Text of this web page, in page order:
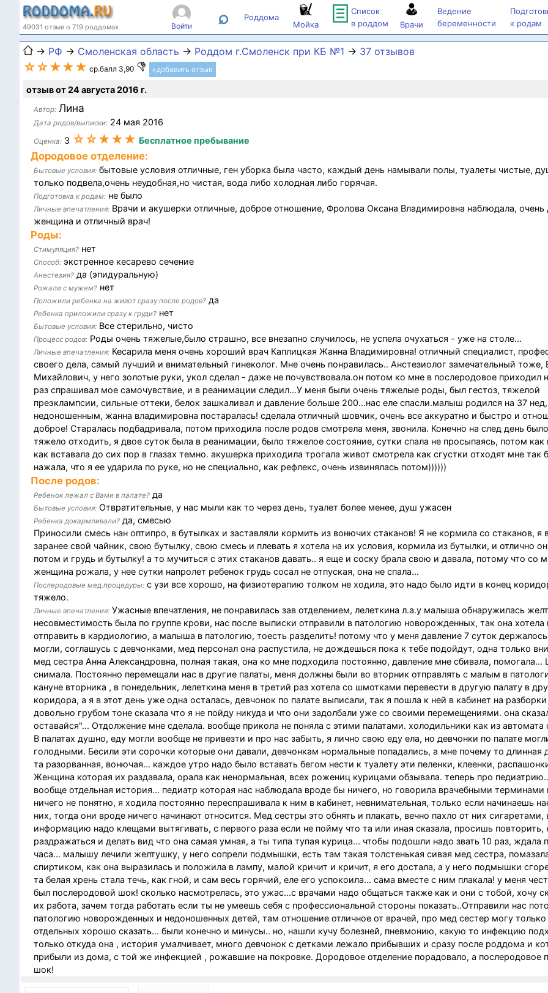
49031 отзыв о 719 роддомах Войти ⌕ Роддома
Мойка
Список
в роддом
Врачи
Ведение
беременности
к родам
→ РФ → Смоленская область → Роддом г.Смоленск при КБ №1 → 37 отзывов
☆☆★★★ ср.балл 3,90 +добавить отзыв
отзыв от 24 августа 2016 г.
Автор: Лина
Дата родов/выписки: 24 мая 2016
Оценка: 3 ☆☆★★★ Бесплатное пребывание
Дородовое отделение:
Бытовые условия: бытовые условия отличные, ген уборка была часто, каждый день намывали полы, туалеты чистые,
только подвела,очень неудобная,но чистая, вода либо холодная либо горячая.
Подготовка к родам: не было
Личные впечатления: Врачи и акушерки отличные, доброе отношение, Фролова Оксана Владимировна наблюдала, очень
женщина и отличный врач!
Роды:
Стимуляция? нет
Способ: экстренное кесарево сечение
Анестезия? да (эпидуральную)
Рожали с мужем? нет
Положили ребенка на живот сразу после родов? да
Ребенка приложили сразу к груди? нет
Бытовые условия: Все стерильно, чисто
Процесс родов: Роды очень тяжелые,было страшно, все внезапно случилось, не успела очухаться - уже на столе...
Личные впечатления: Кесарила меня очень хороший врач Каплицкая Жанна Владимировна! отличный специалист,
своего дела, самый лучший и внимательный гинеколог. Мне очень понравилась.. Анстезиолог замечательный тоже,
Михайлович, у него золотые руки, укол сделал - даже не почувствовала.он потом ко мне в послеродовое приходил
раз спрашивал мое самочувствие, и в реанимации следил...У меня были очень тяжелые роды, был гестоз, тяжелой
преэклампсии, сильные оттеки, белок зашкаливал и давление больше 200...нас еле спасли.малыш родился на 37 нед,
недоношенным, жанна владимировна постаралась! сделала отличный шовчик, очень все аккуратно и быстро и
доброе! Старалась подбадривала, потом приходила после родов смотрела меня, звонила. Конечно на след день
тяжело отходить, я двое суток была в реанимации, было тяжелое состояние, сутки спала не просыпаясь, потом
как вставала до сих пор в глазах темно. акушерка приходила трогала живот смотрела как сгустки отходят мне так
нажала, что я ее ударила по руке, но не специально, как рефлекс, очень извинялась потом))))))
После родов:
Ребенок лежал с Вами в палате? да
Бытовые условия: Отвратительные, у нас мыли как то через день, туалет более менее, душ ужасен
Ребенка докармливали? да, смесью
Приносили смесь нан оптипро, в бутылках и заставляли кормить из вонючих стаканов! Я не кормила со стаканов, я
заранее свой чайник, свою бутылку, свою смесь и плевать я хотела на их условия, кормила из бутылки, и отлично
потом и грудь и бутылку! а то мучиться с этих стаканов давать.. я еще и соску брала свою и давала, потому что со
женщина рожала, у нее сутки напролет ребенок грудь сосал не отпуская, она не спала...
Послеродовые мед.процедуры: с узи все хорошо, на физиотерапию толком не ходила, это надо было идти в конец
тяжело.
Личные впечатления: Ужасные впечатления, не понравилась зав отделением, лелеткина л.а.у малыша обнаружилась
несовместимость была по группе крови, нас после выписки отправили в патологию новорожденных, так она хотела
отправить в кардиологию, а малыша в патологию, тоесть разделить! потому что у меня давление 7 суток
могли, соглашусь с девчонками, мед персонал она распустила, не дождешься пока к тебе подойдут, одна только
мед сестра Анна Александровна, полная такая, она ко мне подходила постоянно, давление мне сбивала,
снимала. Постоянно перемещали нас в другие палаты, меня должны были во вторник отправлять с малым в
кануне вторника , в понедельник, лелеткина меня в третий раз хотела со шмотками перевести в другую палату в
коридора, а я в этот день уже одна осталась, девчонок по палате выписали, так я пошла к ней в кабинет на
довольно грубом тоне сказала что я не пойду никуда и что они задолбали уже со своими перемещениями. она
оставайся"... Отдолжение мне сделала. вообще прикола не поняла с этими палатами. холодильники как из автомата
В палатах душно, еду могли вообще не привезти и про нас забыть, я лично свою еду ела, но девчонки по палате
голодными. Бесили эти сорочки которые они давали, девчонкам нормальные попадались, а мне почему то длинная
та разорванная, вонючая... каждое утро надо было вставать бегом нести к туалету эти пеленки, клеенки,
Женщина которая их раздавала, орала как ненормальная, всех рожениц курицами обзывала. теперь про
вообще отдельная история... педиатр которая нас наблюдала вроде бы ничего, но говорила врачебными терминами
ничего не понятно, я ходила постоянно переспрашивала к ним в кабинет, невнимательная, только если начинаешь
них, тогда они вроде ничего начинают относится. Мед сестры это обнять и плакать, вечно пахло от них сигаретами,
информацию надо клещами вытягивать, с первого раза если не пойму что та или иная сказала, просишь повторить,
раздражаться и делать вид что она самая умная, а ты типа тупая курица... чтобы подошли надо звать 10 раз, ждала
часа... малышу лечили желтушку, у него сопрели подмышки, есть там такая толстенькая сивая мед сестра,
спиртиком, как она выразилась и положила в лампу, малой кричит и кричит, я его достала, а у него подмышки
та белая хрень стала течь, как гной, и сам весь горячий, еле его успокоила... сама вместе с ним плакала! у меня
был послеродовой шок! сколько насмотрелась, это ужас...с врачами надо общаться также как и они с тобой, хочу
их работа, зачем тогда работать если ты не умеешь себя с профессиональной стороны показать..Отправили нас
патологию новорожденных и недоношенных детей, там отношение отличное от врачей, про мед сестер могу только
отдельных хорошо сказать... были конечно и минусы.. но, нашли кучу болезней, пневмонию, какую то инфекцию
только откуда она , история умалчивает, много девчонок с детками лежало прибывших и сразу после роддома и
прибыли из дома, с той же инфекцией , рожавшие на покровке. Дородовое отделение порадовало, а послеродовое
шок!